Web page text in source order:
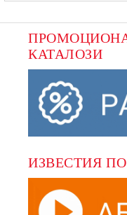
КАТАЛОЗИ
ИЗВЕСТИЯ ПО